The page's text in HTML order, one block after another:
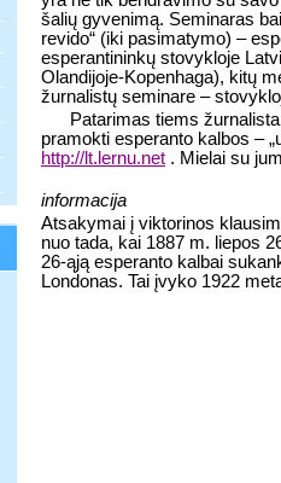
šalių gyvenimą. Seminaras
revido“ (iki pasimatymo) –
esperantininkų stovykloje
Olandijoje-Kopenhaga), kitų
žurnalistų seminare –
Patarimas tiems
pramokti esperanto kalbos –
http://lt.lernu.net . Mielai su
informacija
Atsakymai į viktorinos
nuo tada, kai 1887 m. liepos
26-ąją esperanto kalbai
Londonas. Tai įvyko 1922